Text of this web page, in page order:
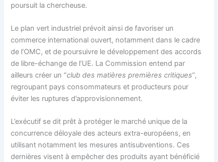
poursuit la chercheuse.
Le plan vert industriel prévoit ainsi de favoriser un
commerce international ouvert, notamment dans le cadre
de l’OMC, et de poursuivre le développement des accords
de libre-échange de l’UE. La Commission entend par
ailleurs créer un “club des matières premières critiques”,
regroupant pays consommateurs et producteurs pour
éviter les ruptures d’approvisionnement.
L’exécutif se dit prêt à protéger le marché unique de la
concurrence déloyale des acteurs extra-européens, en
utilisant notamment les mesures antisubventions. Ces
dernières visent à empêcher des produits ayant bénéficié